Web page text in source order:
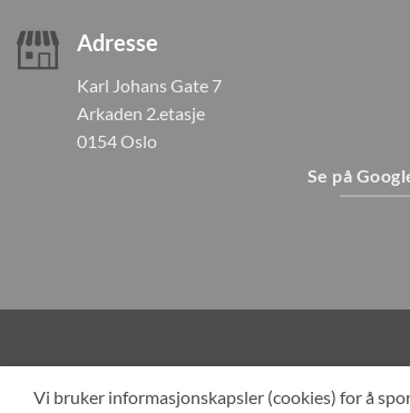
Adresse
Karl Johans Gate 7
Arkaden 2.etasje
0154 Oslo
Se på
Vi bruker informasjonskapsler (cookies) for å